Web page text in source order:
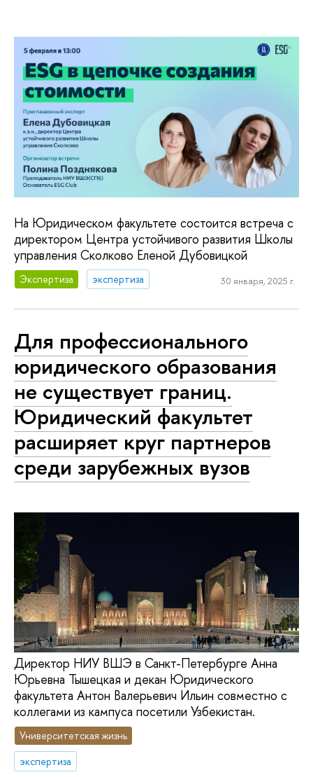
На Юридическом факультете состоится встреча с
директором Центра устойчивого развития Школы
управления Сколково Еленой Дубовицкой
Экспертиза экспертиза 30 января, 2025 г.
Для профессионального
юридического образования
не существует границ.
Юридический факультет
расширяет круг партнеров
среди зарубежных вузов
Директор НИУ ВШЭ в Санкт-Петербурге Анна
Юрьевна Тышецкая и декан Юридического
факультета Антон Валерьевич Ильин совместно с
коллегами из кампуса посетили Узбекистан.
Университетская жизнь
экспертиза